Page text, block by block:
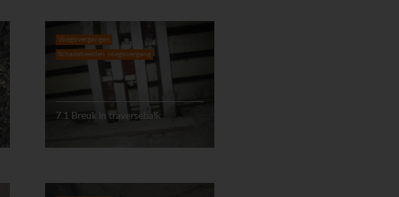
Voegovergangen
Schadebeelden voegovergang
7.1 Breuk in traversebalk